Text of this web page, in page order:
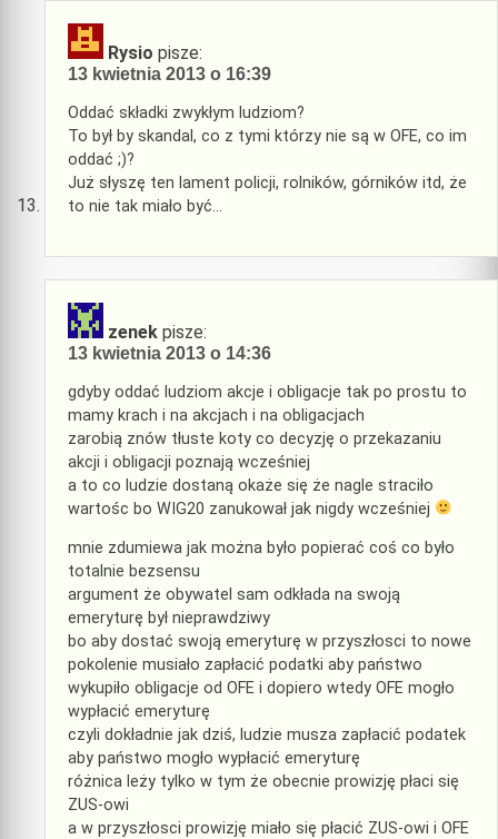
Rysio pisze:
13 kwietnia 2013 o 16:39
Oddać składki zwykłym ludziom?
To był by skandal, co z tymi którzy nie są w OFE, co im
oddać ;)?
Już słyszę ten lament policji, rolników, górników itd, że
to nie tak miało być…
zenek pisze:
13 kwietnia 2013 o 14:36
gdyby oddać ludziom akcje i obligacje tak po prostu to
mamy krach i na akcjach i na obligacjach
zarobią znów tłuste koty co decyzję o przekazaniu
akcji i obligacji poznają wcześniej
a to co ludzie dostaną okaże się że nagle straciło
wartośc bo WIG20 zanukował jak nigdy wcześniej
mnie zdumiewa jak można było popierać coś co było
totalnie bezsensu
argument że obywatel sam odkłada na swoją
emeryturę był nieprawdziwy
bo aby dostać swoją emeryturę w przyszłosci to nowe
pokolenie musiało zapłacić podatki aby państwo
wykupiło obligacje od OFE i dopiero wtedy OFE mogło
wypłacić emeryturę
czyli dokładnie jak dziś, ludzie musza zapłacić podatek
aby państwo mogło wypłacić emeryturę
różnica leży tylko w tym że obecnie prowizję płaci się
ZUS-owi
a w przyszłosci prowizję miało się płacić ZUS-owi i OFE